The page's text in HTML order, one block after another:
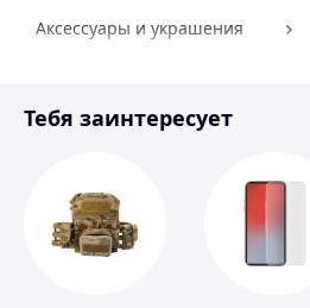
Аксессуары и украшения
Спорт и отдых
Тебя заинтересует